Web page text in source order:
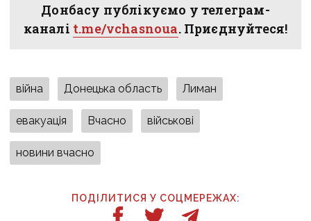
Донбасу публікуємо у телеграм-
каналі t.me/vchasnoua. Приєднуйтеся!
війна Донецька область Лиман
евакуація Вчасно військові
новини вчасно
ПОДІЛИТИСЯ У СОЦМЕРЕЖАХ: